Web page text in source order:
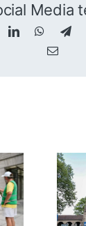
Media